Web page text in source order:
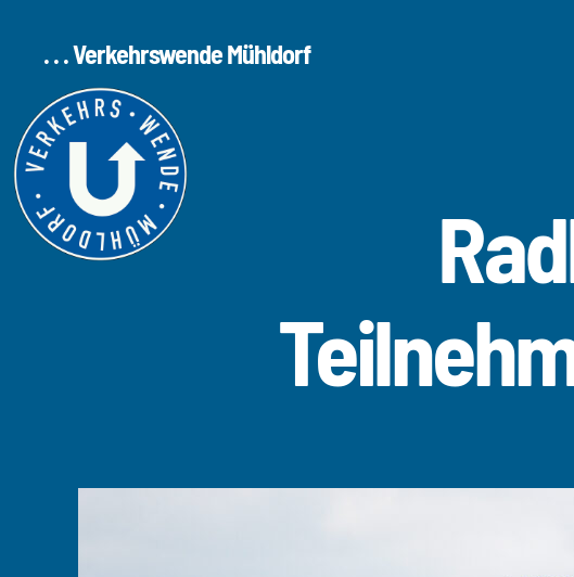
. . . Verkehrswende Mühldorf